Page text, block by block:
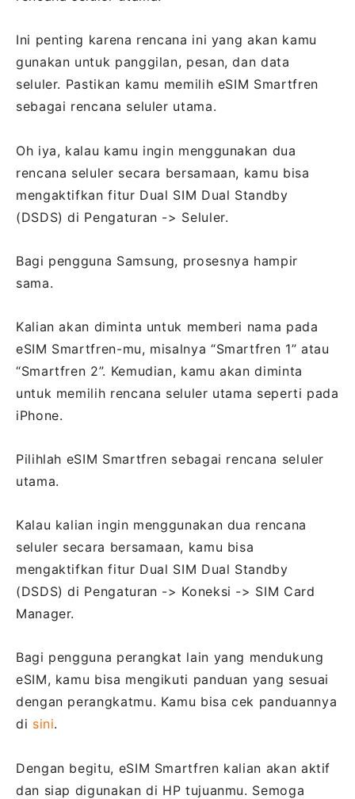
Ini penting karena rencana ini yang akan kamu
gunakan untuk panggilan, pesan, dan data
seluler. Pastikan kamu memilih eSIM Smartfren
sebagai rencana seluler utama.
Oh iya, kalau kamu ingin menggunakan dua
rencana seluler secara bersamaan, kamu bisa
mengaktifkan fitur Dual SIM Dual Standby
(DSDS) di Pengaturan -> Seluler.
Bagi pengguna Samsung, prosesnya hampir
sama.
Kalian akan diminta untuk memberi nama pada
eSIM Smartfren-mu, misalnya “Smartfren 1” atau
“Smartfren 2”. Kemudian, kamu akan diminta
untuk memilih rencana seluler utama seperti pada
iPhone.
Pilihlah eSIM Smartfren sebagai rencana seluler
utama.
Kalau kalian ingin menggunakan dua rencana
seluler secara bersamaan, kamu bisa
mengaktifkan fitur Dual SIM Dual Standby
(DSDS) di Pengaturan -> Koneksi -> SIM Card
Manager.
Bagi pengguna perangkat lain yang mendukung
eSIM, kamu bisa mengikuti panduan yang sesuai
dengan perangkatmu. Kamu bisa cek panduannya
di sini.
Dengan begitu, eSIM Smartfren kalian akan aktif
dan siap digunakan di HP tujuanmu. Semoga